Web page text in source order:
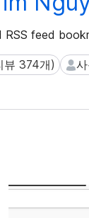
feed
374개)
뷰 374개) 사